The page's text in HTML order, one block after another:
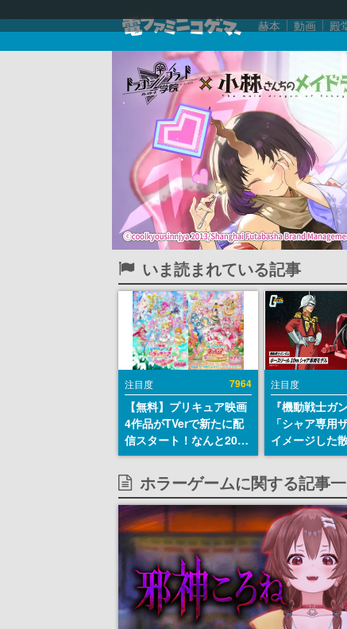
赫本 動画 殿
いま読まれている記事
注目度 7964
【無料】プリキュア映画
4作品がTVerで新たに配
信スタート！なんと2018
年～2024年の映画ほぼす
べてが見放題に、ぶっち
ゃけありえないラインナ
ップ
注目度
『機動戦士ガ
「シャア専用
イメージした
リールが予約
にはシャアの
マークやジオン
エンブレム、
どを配置
ホラーゲームに関する記事